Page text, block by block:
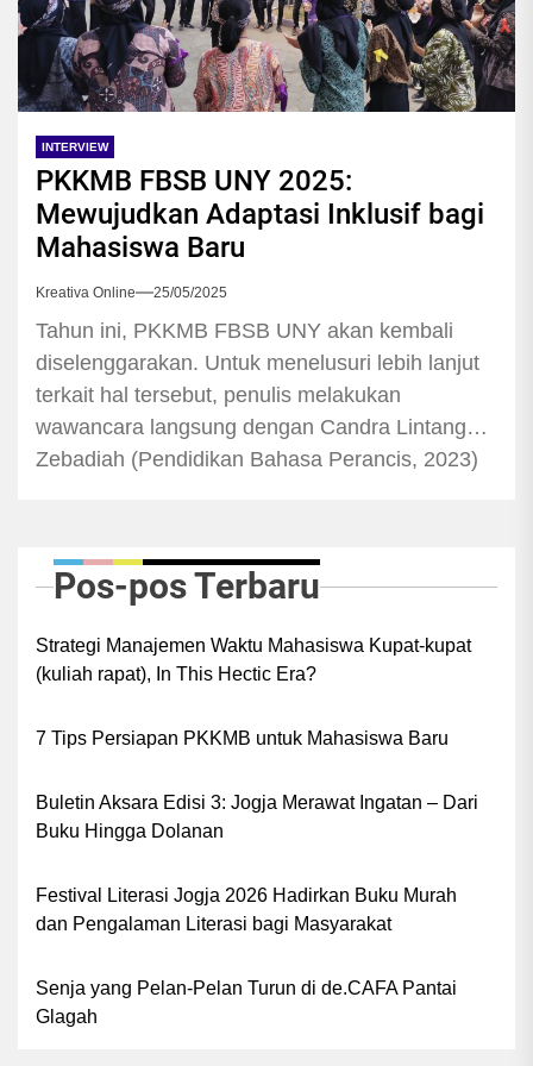
INTERVIEW
PKKMB FBSB UNY 2025:
Mewujudkan Adaptasi Inklusif bagi
Mahasiswa Baru
Kreativa Online 25/05/2025
Tahun ini, PKKMB FBSB UNY akan kembali
diselenggarakan. Untuk menelusuri lebih lanjut
terkait hal tersebut, penulis melakukan
wawancara langsung dengan Candra Lintang
Zebadiah (Pendidikan Bahasa Perancis, 2023)
Pos-pos Terbaru
Strategi Manajemen Waktu Mahasiswa Kupat-kupat
(kuliah rapat), In This Hectic Era?
7 Tips Persiapan PKKMB untuk Mahasiswa Baru
Buletin Aksara Edisi 3: Jogja Merawat Ingatan – Dari
Buku Hingga Dolanan
Festival Literasi Jogja 2026 Hadirkan Buku Murah
dan Pengalaman Literasi bagi Masyarakat
Senja yang Pelan-Pelan Turun di de.CAFA Pantai
Glagah